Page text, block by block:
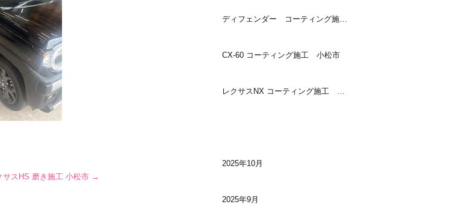
サスHS 磨き施工 小松市 →
ディフェンダー コーティング施工 小松市
CX-60 コーティング施工 小松市
レクサスNX コーティング施工 金沢市
2025年10月
2025年9月